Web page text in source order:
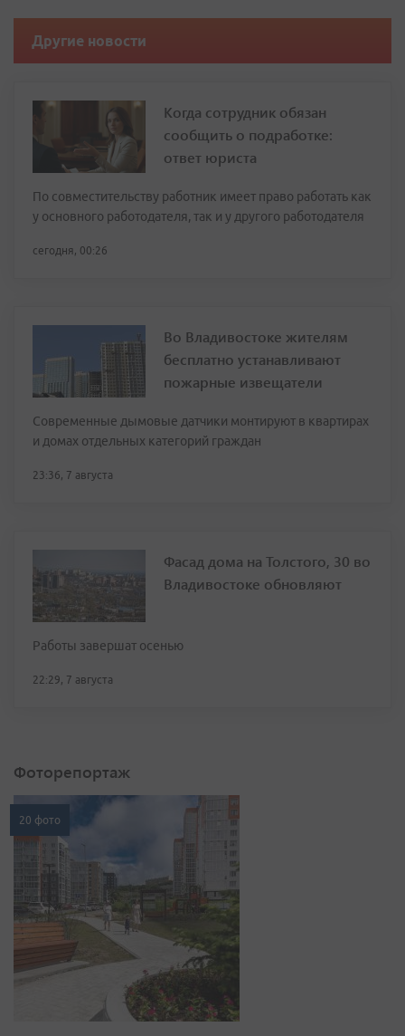
Другие новости
Когда сотрудник обязан
сообщить о подработке:
ответ юриста
По совместительству работник имеет право работать как
у основного работодателя, так и у другого работодателя
сегодня, 00:26
Во Владивостоке жителям
бесплатно устанавливают
пожарные извещатели
Современные дымовые датчики монтируют в квартирах
и домах отдельных категорий граждан
23:36, 7 августа
Фасад дома на Толстого, 30 во
Владивостоке обновляют
Работы завершат осенью
22:29, 7 августа
Фоторепортаж
20 фото